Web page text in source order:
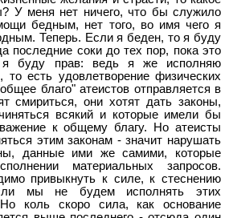
У меня нет ничего, что бы служило
бедным, нет того, во имя чего я
Теперь. Если я беден, то я буду
последние соки до тех пор, пока это
буду прав: ведь я же исполняю
то есть удовлетворение физических
благо" атеистов отправляется в
смириться, они хотят дать законы,
всякий и которые имели бы
к общему благу. Но атеисты
этим законам - значит нарушать
данные ими же самими, которые
материальных запросов.
привыкнуть к силе, к стеснению
мы не будем исполнять этих
коль скоро сила, как основание